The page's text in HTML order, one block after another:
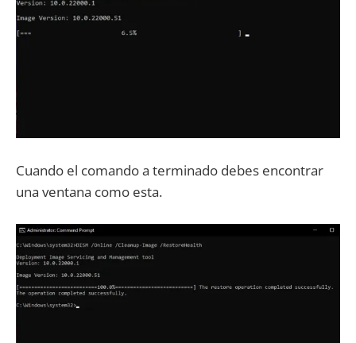
Cuando el comando a terminado debes encontrar
una ventana como esta.